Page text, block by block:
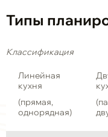
Типы
Классификация
Линейная
кухня
(прямая,
однорядная)